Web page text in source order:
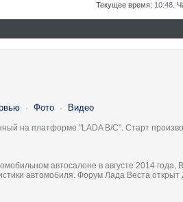
Текущее время: 10:48 .
· Фото · Видео
на платформе "LADA B/C". Старт
автосалоне в августе 2014
автомобиля. Форум Лада Веста